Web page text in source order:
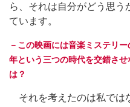
ら、それは自分がどう思う
ています。
－この映画には音楽ミステリ
年という三つの時代を交錯さ
は？
それを考えたのは私では